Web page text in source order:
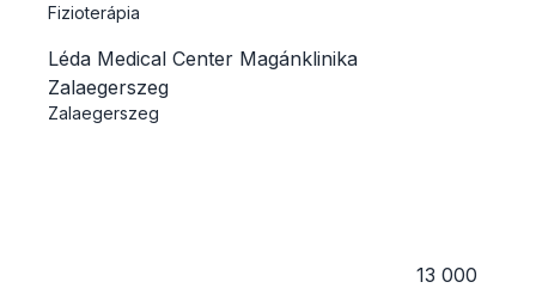
Fizioterápia
Léda Medical Center Magánklinika
Zalaegerszeg
Zalaegerszeg
13 000